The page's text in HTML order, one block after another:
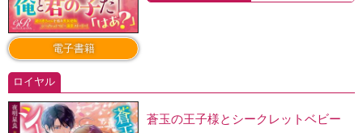
電子書籍
ロイヤル
蒼玉の王子様とシークレットベビー